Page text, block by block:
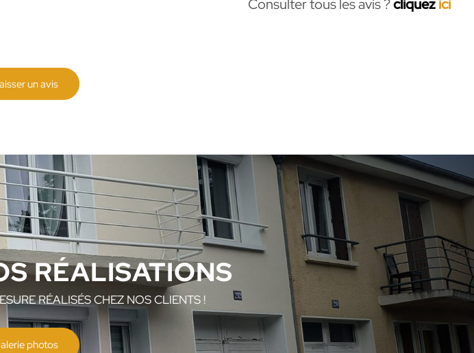
Consulter tous les avis ?cliquezici
un avis
RÉALISATIONS
RÉALISÉS CHEZ NOS CLIENTS !
photos